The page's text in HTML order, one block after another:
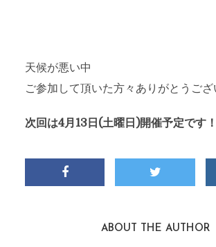
天候が悪い中
ご参加して頂いた方々ありがとうござ
次回は4月13日(土曜日)開催予定です！
ABOUT THE AUTHOR